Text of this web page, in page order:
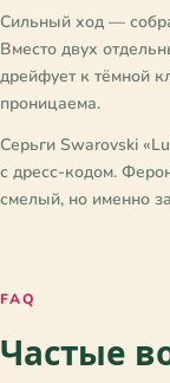
✓ Любитель природы
✓ Любитель
✓ Любитель ретро
✓ Любитель
✓ Любитель ручной
✓ Любитель
✓ Любитель
✓ Любитель фото
✓ Любитель фэнтэзи
✓ Свадьба
✓ Свадьба
✓ Хеллоуин
✓ Хэллоуин
✓ Юбилей
Сильный ход —
Вместо двух
дрейфует к тёмной
проницаема.
Серьги Swarovski
с дресс-кодом.
смелый, но именно
FAQ
Частые